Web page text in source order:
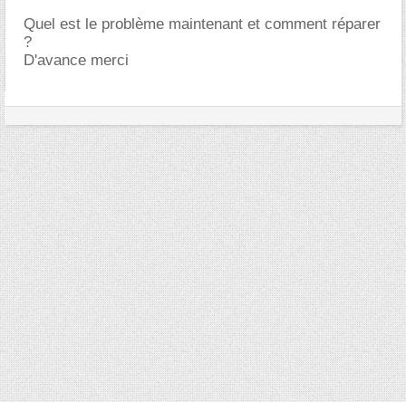
Quel est le problème maintenant et comment réparer
?
D'avance merci